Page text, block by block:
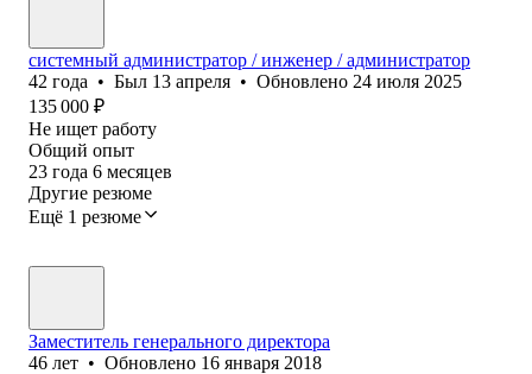
системный администратор / инженер / администратор
42 года • Был 13 апреля • Обновлено 24 июля 2025
135 000 ₽
Не ищет работу
Общий опыт
23 года 6 месяцев
Другие резюме
Ещё 1 резюме
Заместитель генерального директора
46 лет • Обновлено 16 января 2018